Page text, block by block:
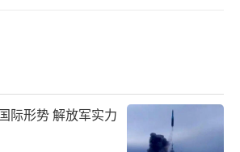
创新，从基础设施建设到民生
提供了中国方案。在两岸同胞
际形势 解放军实力